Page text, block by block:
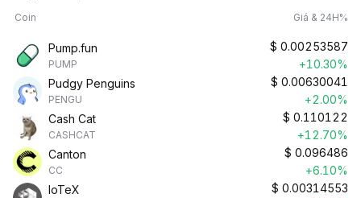
Coin Giá & 24H%
Pump.fun
PUMP
$ 0.00253587
+10.30%
Pudgy Penguins
PENGU
$ 0.00630041
+2.00%
Cash Cat
CASHCAT
$ 0.110122
+12.70%
Canton
CC
$ 0.096486
+6.10%
IoTeX
$ 0.00314553